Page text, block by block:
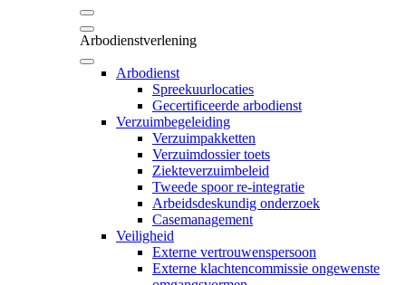
Arbodienstverlening
Arbodienst
Spreekuurlocaties
Gecertificeerde arbodienst
Verzuimbegeleiding
Verzuimpakketten
Verzuimdossier toets
Ziekteverzuimbeleid
Tweede spoor re-integratie
Arbeidsdeskundig onderzoek
Casemanagement
Veiligheid
Externe vertrouwenspersoon
Externe klachtencommissie ongewenste